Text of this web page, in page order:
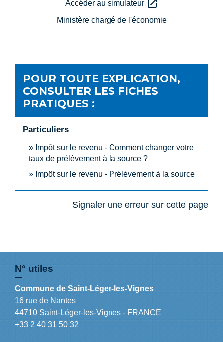
Accéder au simulateur open_in_new
Ministère chargé de l'économie
POUR TOUTE EXPLICATION,
CONSULTER LES FICHES
PRATIQUES :
Particuliers
Impôt sur le revenu - Comment changer votre
taux de prélèvement à la source ?
Impôt sur le revenu - Prélèvement à la source
Signaler une erreur sur cette page
N° utiles
Commune de Saint-Léger-les-Vignes
16 rue de Nantes
44710 Saint-Léger-les-Vignes - FRANCE
+33 2 40 31 50 32